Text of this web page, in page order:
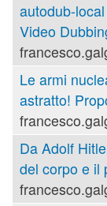
autodub-
Video
Le armi
astratto!
Da Adolf
del corpo e il